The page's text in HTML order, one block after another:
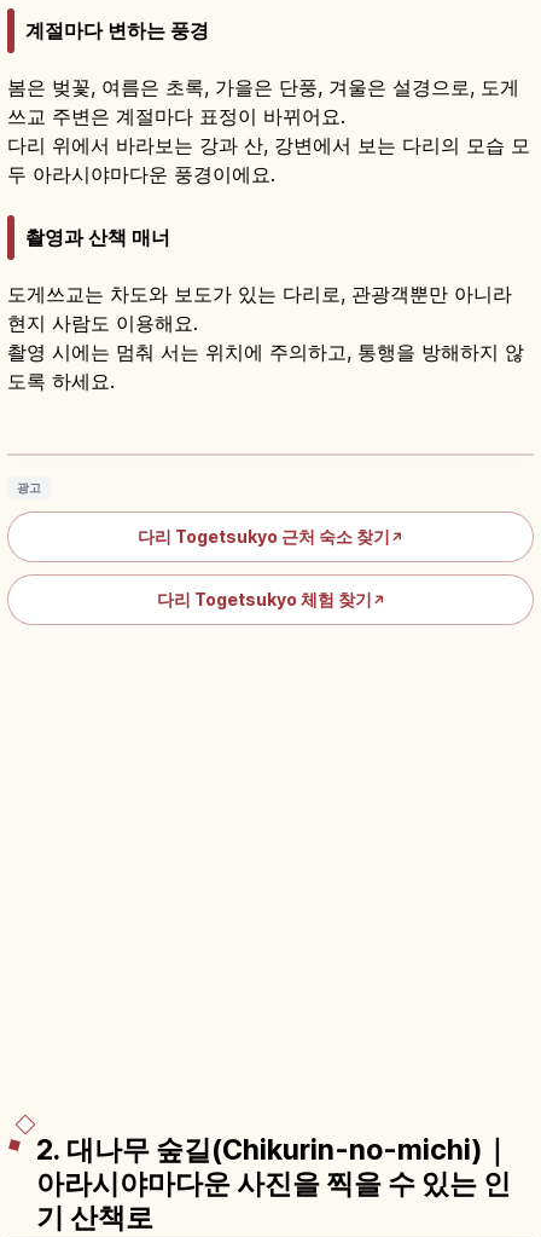
계절마다 변하는 풍경
봄은 벚꽃, 여름은 초록, 가을은 단풍, 겨울은 설경으로, 도게
쓰교 주변은 계절마다 표정이 바뀌어요.
다리 위에서 바라보는 강과 산, 강변에서 보는 다리의 모습 모
두 아라시야마다운 풍경이에요.
촬영과 산책 매너
도게쓰교는 차도와 보도가 있는 다리로, 관광객뿐만 아니라
현지 사람도 이용해요.
촬영 시에는 멈춰 서는 위치에 주의하고, 통행을 방해하지 않
도록 하세요.
도게쓰쿄란?｜교토 아라시야마 사계절 다리·산
광고
다리 Togetsukyo 근처 숙소 찾기 ↗
다리 Togetsukyo 체험 찾기 ↗
2. 대나무 숲길(Chikurin-no-michi)｜
아라시야마다운 사진을 찍을 수 있는 인
기 산책로